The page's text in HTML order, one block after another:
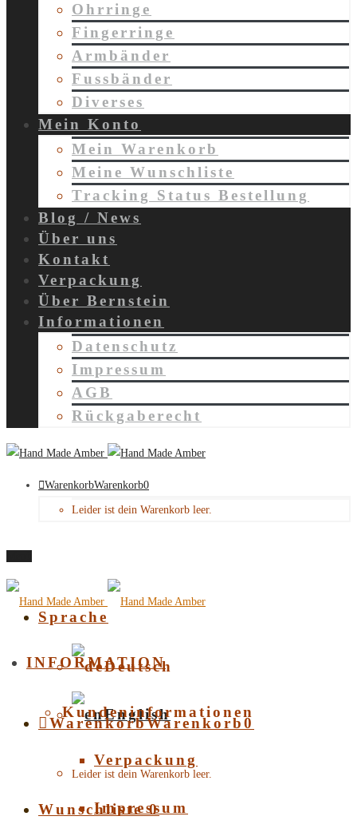
Ohrringe
Fingerringe
Armbänder
Fussbänder
Diverses
Mein Konto
Mein Warenkorb
Meine Wunschliste
Tracking Status Bestellung
Blog / News
Über uns
Kontakt
Verpackung
Über Bernstein
Informationen
Datenschutz
Impressum
AGB
Rückgaberecht
WarenkorbWarenkorb0
Leider ist dein Warenkorb leer.
Sprache
Deutsch
English
INFORMATION
Kundeninformationen
Verpackung
Impressum
WarenkorbWarenkorb0
Leider ist dein Warenkorb leer.
Wunschliste 0